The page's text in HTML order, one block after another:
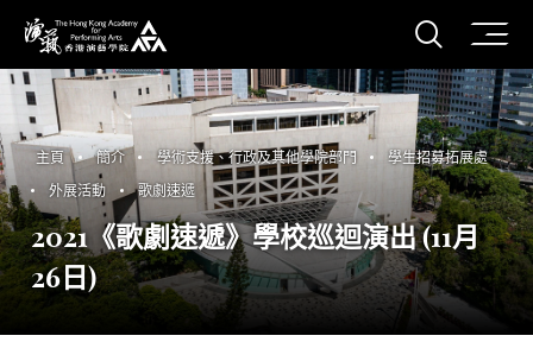
香港演藝學院
打開
主頁 簡介 學術支援、行政及其他學院部門
學生招募拓展處
外展活動
歌劇速遞
2021《歌劇速遞》學校巡迴演出 (11月
26日)